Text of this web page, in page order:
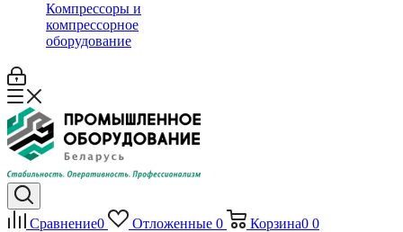
Компрессоры и
компрессорное
оборудование
Сравнение0 Отложенные 0 Корзина0 0